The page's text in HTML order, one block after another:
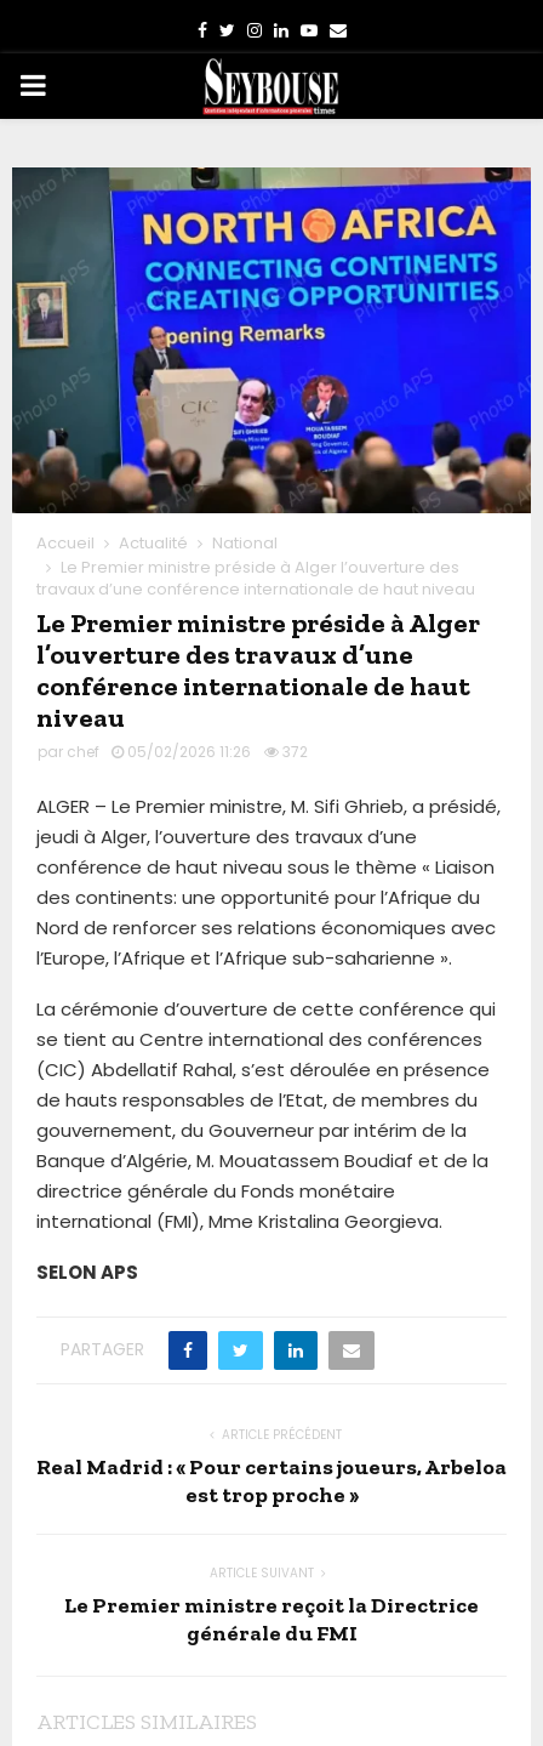
Facebook
TwitterInstagram
LinkedinYoutube
Email
PRIMARY
Accueil Actualité
National
Le Premier ministre préside à Alger l’ouverture des
travaux d’une conférence internationale de haut niveau
Le Premier ministre préside à Alger
l’ouverture des travaux d’une
conférence internationale de haut
niveau
par chef 05/02/2026 11:26 372
ALGER – Le Premier ministre, M. Sifi Ghrieb, a présidé,
jeudi à Alger, l’ouverture des travaux d’une
conférence de haut niveau sous le thème « Liaison
des continents: une opportunité pour l’Afrique du
Nord de renforcer ses relations économiques avec
l’Europe, l’Afrique et l’Afrique sub-saharienne ».
La cérémonie d’ouverture de cette conférence qui
se tient au Centre international des conférences
(CIC) Abdellatif Rahal, s’est déroulée en présence
de hauts responsables de l’Etat, de membres du
gouvernement, du Gouverneur par intérim de la
Banque d’Algérie, M. Mouatassem Boudiaf et de la
directrice générale du Fonds monétaire
international (FMI), Mme Kristalina Georgieva.
SELON APS
PARTAGER
ARTICLE PRÉCÉDENT
Real Madrid : « Pour certains joueurs, Arbeloa
est trop proche »
ARTICLE SUIVANT
Le Premier ministre reçoit la Directrice
générale du FMI
ARTICLES SIMILAIRES